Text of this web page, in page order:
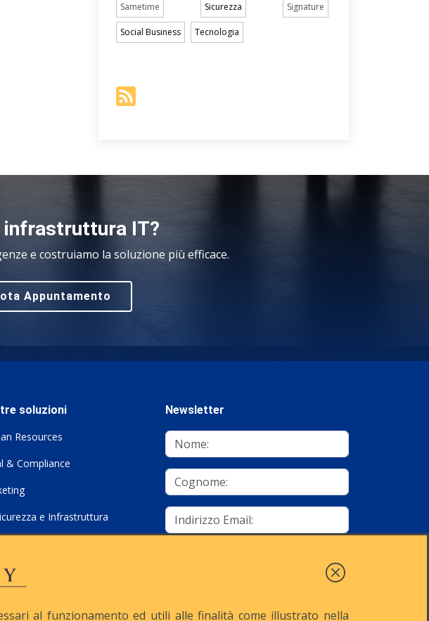
Sametime Sicurezza Signature
Social Business Tecnologia
IT?
e costruiamo la soluzione più efficace.
Appuntamento
soluzioni
Resources
& Compliance
e Infrastruttura
ICT e Licenze
Newsletter
al funzionamento ed utili alle finalità come illustrato nella